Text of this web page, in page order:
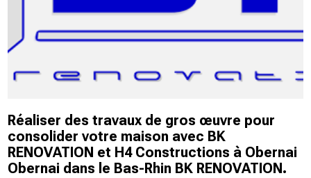
Réaliser des travaux de gros œuvre pour
consolider votre maison avec BK
RENOVATION et H4 Constructions à Obernai
Obernai dans le Bas-Rhin BK RENOVATION.